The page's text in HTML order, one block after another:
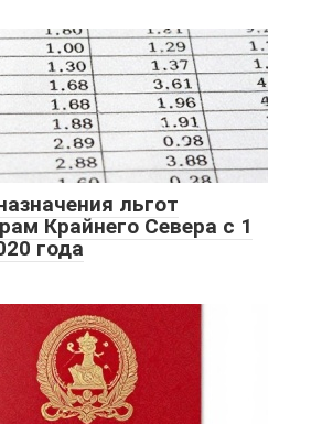
льгот
Крайнего Севера с 1
года